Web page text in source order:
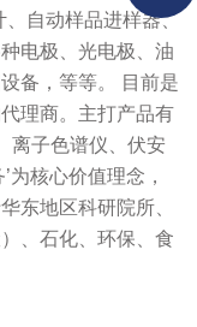
自动样品进样器、
电极、光电极、油
备，等等。 目前是
理商。主打产品有
离子色谱仪、伏安
为核心价值理念，
东地区科研院所、
、石化、环保、食